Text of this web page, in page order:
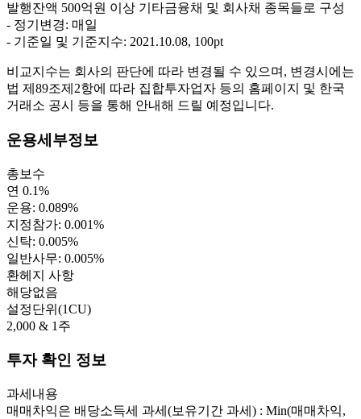
발행잔액 500억원 이상 기타금융채 및 회사채 종목들로 구성
- 정기변경: 매일
- 기준일 및 기준지수: 2021.10.08, 100pt
비교지수는 회사의 판단에 따라 변경될 수 있으며, 변경시에는
법 제89조제2항에 따라 집합투자업자 등의 홈페이지 및 한국
거래소 공시 등을 통해 안내해 드릴 예정입니다.
운용세부정보
총보수
연 0.1%
운용: 0.089%
지정참가: 0.001%
신탁: 0.005%
일반사무: 0.005%
환헤지 사항
해당없음
설정단위(1CU)
2,000 & 1주
투자 확인 정보
과세내용
매매차익은 배당소득세 과세(보유기간 과세) : Min(매매차익,